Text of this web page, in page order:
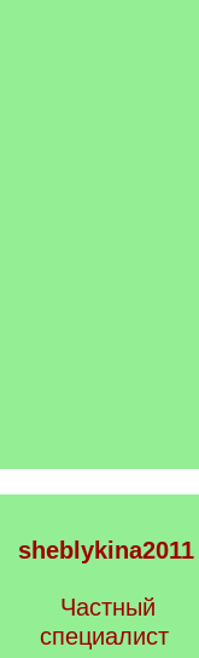
sheblykina2011
Частный
специалист